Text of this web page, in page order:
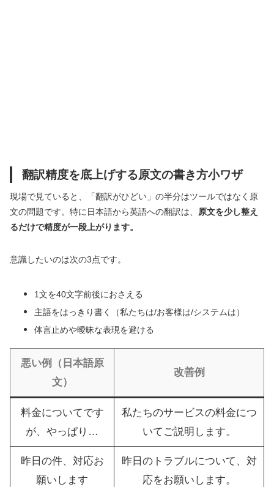
翻訳精度を底上げする原文の書き方小ワザ
現場で見ていると、「翻訳がひどい」の半分はツールではなく原
文の問題です。特に日本語から英語への翻訳は、 原文を少し整え
るだけで精度が一段上がります。
意識したいのは次の3点です。
1文を40文字前後におさえる
主語をはっきり書く（私たちは/お客様は/システムは）
体言止めや曖昧な表現を避ける
悪い例（日本語原
文）
改善例
料金についてです
が、やっぱり…
私たちのサービスの料金につ
いてご説明します。
昨日の件、対応お
願いします
昨日のトラブルについて、対
応をお願いします。